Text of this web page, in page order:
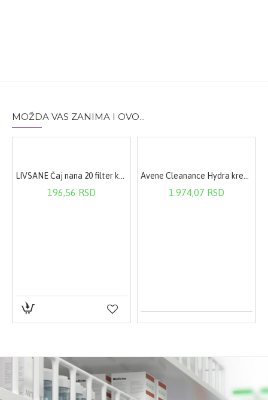
MOŽDA VAS ZANIMA I OVO...
196,56 RSD 1.974,07 RSD